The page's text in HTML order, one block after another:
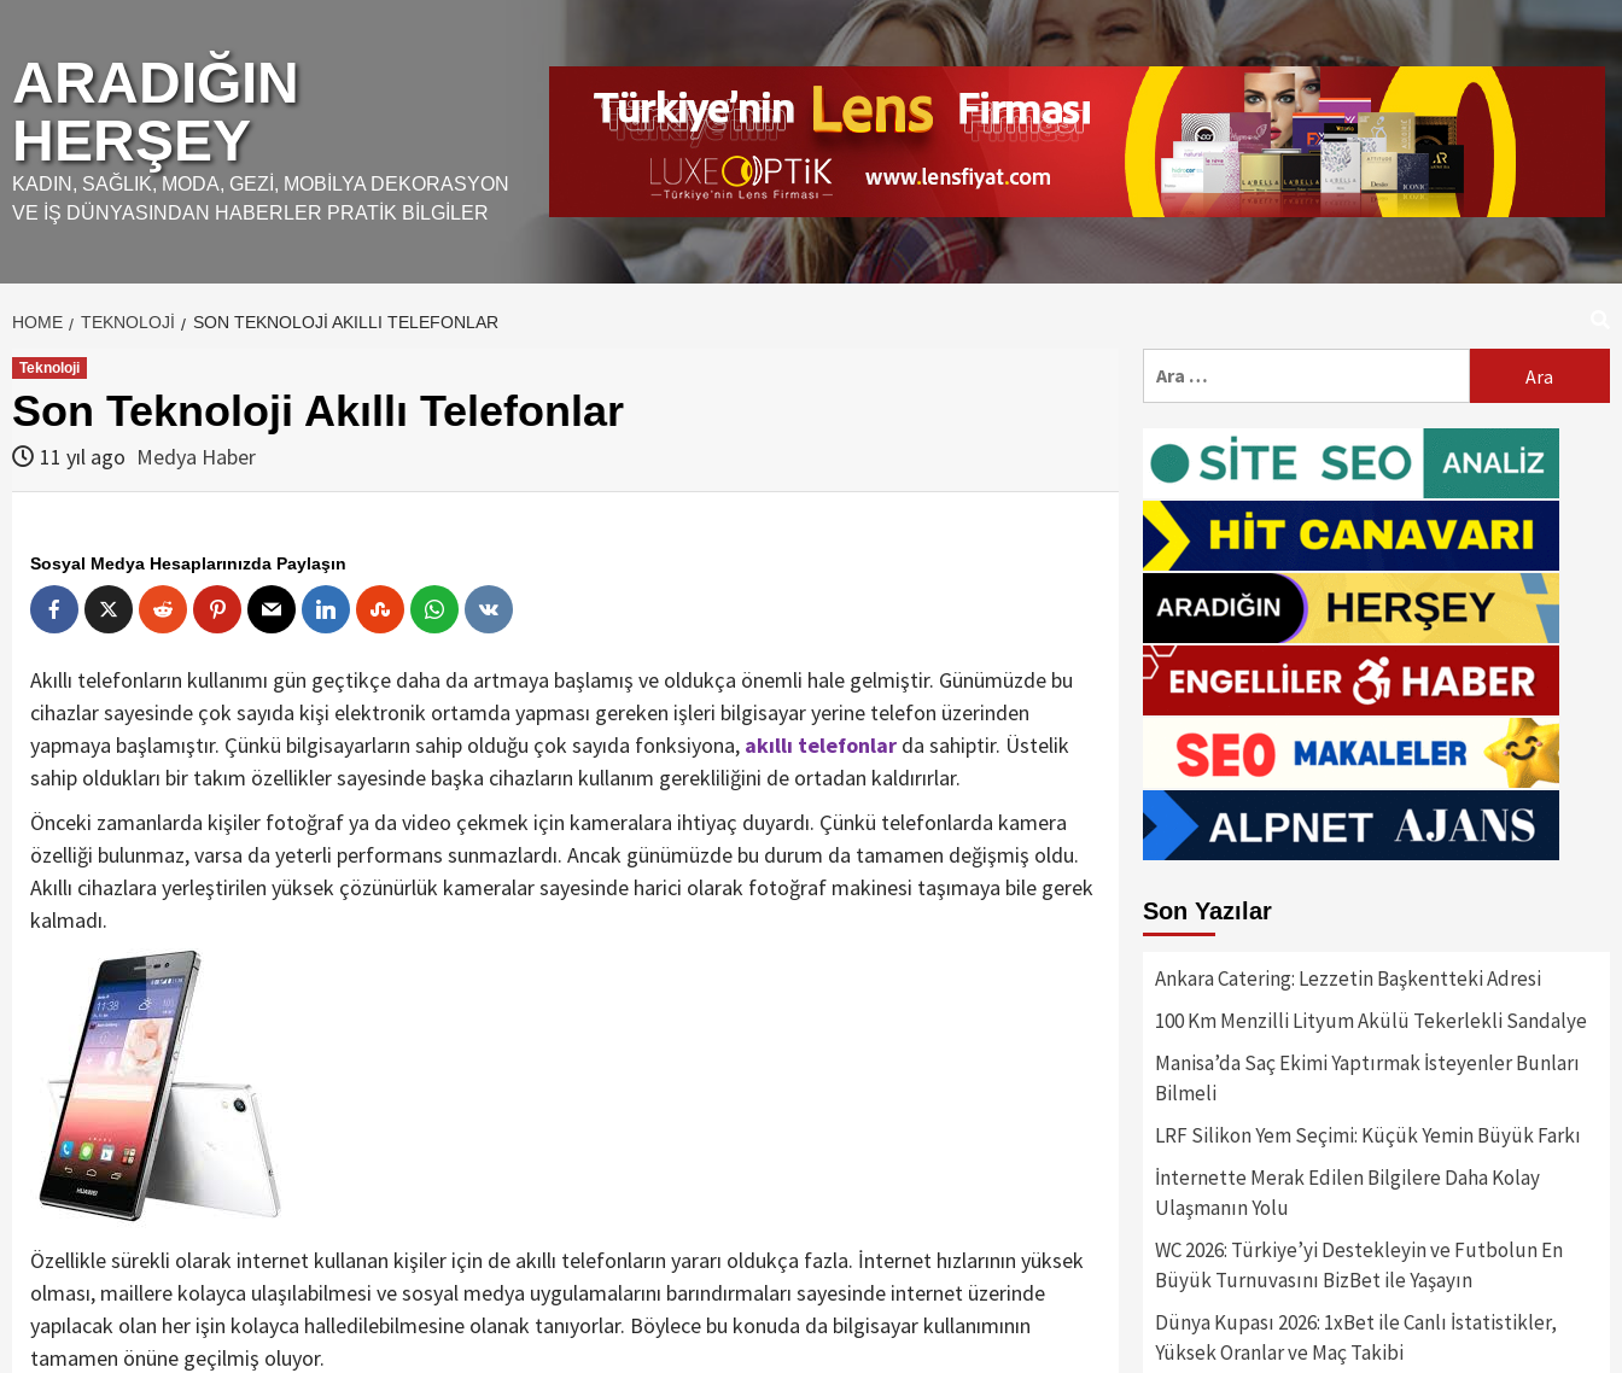
content
ARADIĞIN
HERŞEY
KADIN, SAĞLIK, MODA, GEZI, MOBILYA DEKORASYON
VE İŞ DÜNYASINDAN HABERLER PRATIK BILGILER
HOME TEKNOLOJI SON TEKNOLOJI AKILLI TELEFONLAR
Teknoloji
Son Teknoloji Akıllı Telefonlar
11 yıl ago Medya Haber
Sosyal Medya Hesaplarınızda Paylaşın
Akıllı telefonların kullanımı gün geçtikçe daha da artmaya başlamış ve oldukça önemli hale gelmiştir. Günümüzde bu
cihazlar sayesinde çok sayıda kişi elektronik ortamda yapması gereken işleri bilgisayar yerine telefon üzerinden
yapmaya başlamıştır. Çünkü bilgisayarların sahip olduğu çok sayıda fonksiyona, akıllı telefonlar da sahiptir. Üstelik
sahip oldukları bir takım özellikler sayesinde başka cihazların kullanım gerekliliğini de ortadan kaldırırlar.
Önceki zamanlarda kişiler fotoğraf ya da video çekmek için kameralara ihtiyaç duyardı. Çünkü telefonlarda kamera
özelliği bulunmaz, varsa da yeterli performans sunmazlardı. Ancak günümüzde bu durum da tamamen değişmiş oldu.
Akıllı cihazlara yerleştirilen yüksek çözünürlük kameralar sayesinde harici olarak fotoğraf makinesi taşımaya bile gerek
kalmadı.
Özellikle sürekli olarak internet kullanan kişiler için de akıllı telefonların yararı oldukça fazla. İnternet hızlarının yüksek
olması, maillere kolayca ulaşılabilmesi ve sosyal medya uygulamalarını barındırmaları sayesinde internet üzerinde
yapılacak olan her işin kolayca halledilebilmesine olanak tanıyorlar. Böylece bu konuda da bilgisayar kullanımının
tamamen önüne geçilmiş oluyor.
Son Yazılar
Ankara Catering: Lezzetin Başkentteki Adresi
100 Km Menzilli Lityum Akülü Tekerlekli Sandalye
Manisa’da Saç Ekimi Yaptırmak İsteyenler Bunları
Bilmeli
LRF Silikon Yem Seçimi: Küçük Yemin Büyük Farkı
İnternette Merak Edilen Bilgilere Daha Kolay
Ulaşmanın Yolu
WC 2026: Türkiye’yi Destekleyin ve Futbolun En
Büyük Turnuvasını BizBet ile Yaşayın
Dünya Kupası 2026: 1xBet ile Canlı İstatistikler,
Yüksek Oranlar ve Maç Takibi